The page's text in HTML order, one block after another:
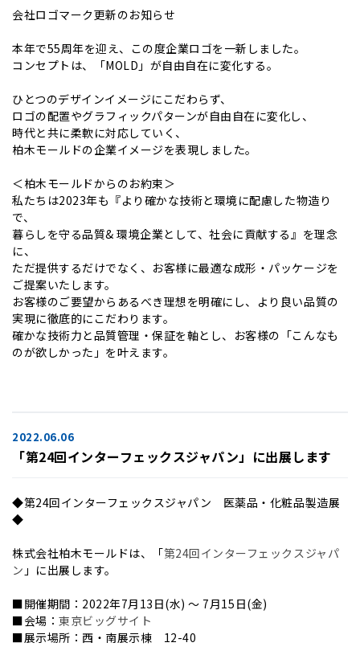
会社ロゴマーク更新のお知らせ
本年で55周年を迎え、この度企業ロゴを一新しました。
コンセプトは、「MOLD」が自由自在に変化する。
ひとつのデザインイメージにこだわらず、
ロゴの配置やグラフィックパターンが自由自在に変化し、
時代と共に柔軟に対応していく、
柏木モールドの企業イメージを表現しました。
＜柏木モールドからのお約束＞
私たちは2023年も『より確かな技術と環境に配慮した物造り
で、
暮らしを守る品質& 環境企業として、社会に貢献する』を理念
に、
ただ提供するだけでなく、お客様に最適な成形・パッケージを
ご提案いたします。
お客様のご要望からあるべき理想を明確にし、より良い品質の
実現に徹底的にこだわります。
確かな技術力と品質管理・保証を軸とし、お客様の「こんなも
のが欲しかった」を叶えます。
2022.06.06
「第24回インターフェックスジャパン」に出展します
◆第24回インターフェックスジャパン 医薬品・化粧品製造展
◆
株式会社柏木モールドは、「第24回インターフェックスジャパ
ン 」に出展します。
■開催期間：2022年7月13日(水) ～ 7月15日(金)
■会場：東京ビッグサイト
■展示場所：西・南展示棟 12-40